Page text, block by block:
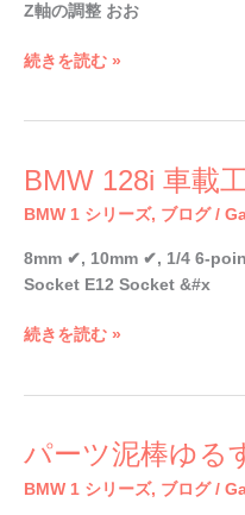
Z軸の調整 おお
続きを読む »
BMW 128i 車載
BMW 1 シリーズ, ブログ/
8mm ✔︎, 10mm ✔︎, 1/4 6-
Socket E12 Socket &#x
BMW
車
載
工
続きを読む »
パーツ泥棒ゆる
BMW 1 シリーズ, ブログ/
パ
ツ